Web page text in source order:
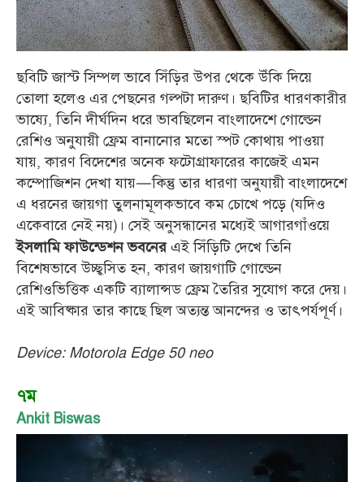
ছবিটি জাস্ট সিম্পল ভাবে সিঁড়ির উপর থেকে উঁকি দিয়ে
তোলা হলেও এর পেছনের গল্পটা দারুণ। ছবিটির ধারণকারীর
ভাষ্যে, তিনি দীর্ঘদিন ধরে ভাবছিলেন বাংলাদেশে গোল্ডেন
রেশিও অনুযায়ী ফ্রেম বানানোর মতো স্পট কোথায় পাওয়া
যায়, কারণ বিদেশের অনেক ফটোগ্রাফারের কাজেই এমন
কম্পোজিশন দেখা যায়—কিন্তু তার ধারণা অনুযায়ী বাংলাদেশে
এ ধরনের জায়গা তুলনামূলকভাবে কম চোখে পড়ে (যদিও
একেবারে নেই নয়)। সেই অনুসন্ধানের মধ্যেই আগারগাঁওয়ে
ইসলামি ফাউন্ডেশন ভবনেরএই সিঁড়িটি দেখে তিনি
বিশেষভাবে উচ্ছ্বসিত হন, কারণ জায়গাটি গোল্ডেন
রেশিওভিত্তিক একটি ব্যালান্সড ফ্রেম তৈরির সুযোগ করে দেয়।
এই আবিষ্কার তার কাছে ছিল অত্যন্ত আনন্দের ও তাৎপর্যপূর্ণ।
Device: Motorola Edge 50 neo
৭ম
Ankit Biswas